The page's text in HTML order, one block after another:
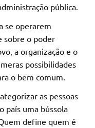
pública.
se operarem
sobre o poder
a organização e o
possibilidades
o bem comum.
as pessoas
país uma bússola
define quem é